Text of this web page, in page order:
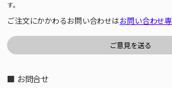
す。
ご注文にかかわるお問い合わせはお問い合わせ
■ お問合せ